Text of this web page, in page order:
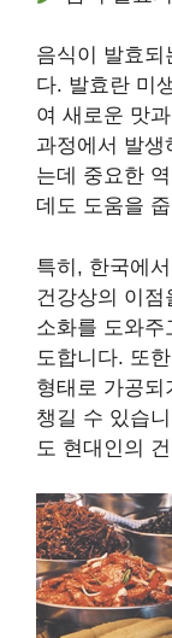
음식이 발효되
다. 발효란 미
여 새로운 맛
과정에서 발생
는데 중요한
데도 도움을
특히, 한국에
건강상의 이
소화를 도와
도합니다. 또
형태로 가공되
챙길 수 있습
도 현대인의